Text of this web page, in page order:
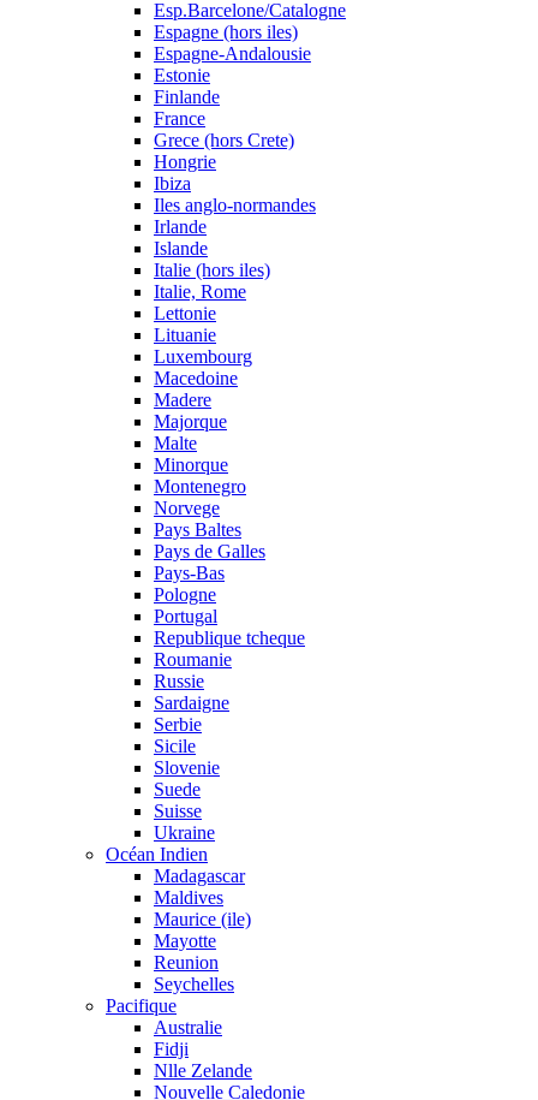
Esp.Barcelone/Catalogne
Espagne (hors iles)
Espagne-Andalousie
Estonie
Finlande
France
Grece (hors Crete)
Hongrie
Ibiza
Iles anglo-normandes
Irlande
Islande
Italie (hors iles)
Italie, Rome
Lettonie
Lituanie
Luxembourg
Macedoine
Madere
Majorque
Malte
Minorque
Montenegro
Norvege
Pays Baltes
Pays de Galles
Pays-Bas
Pologne
Portugal
Republique tcheque
Roumanie
Russie
Sardaigne
Serbie
Sicile
Slovenie
Suede
Suisse
Ukraine
Océan Indien
Madagascar
Maldives
Maurice (ile)
Mayotte
Reunion
Seychelles
Pacifique
Australie
Fidji
Nlle Zelande
Nouvelle Caledonie